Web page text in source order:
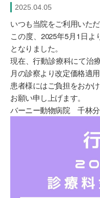
2025.04.05
いつも当院をご利用いた
この度、2025年5月1日
となりました。
現在、行動診療科にて治
月の診察より改定価格適用
患者様にはご負担をおか
お願い申し上げます。
バーニー動物病院 千林